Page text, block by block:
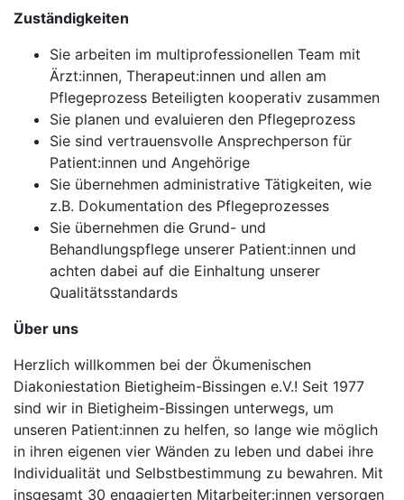
Zuständigkeiten
Sie arbeiten im multiprofessionellen Team mit
Ärzt:innen, Therapeut:innen und allen am
Pflegeprozess Beteiligten kooperativ zusammen
Sie planen und evaluieren den Pflegeprozess
Sie sind vertrauensvolle Ansprechperson für
Patient:innen und Angehörige
Sie übernehmen administrative Tätigkeiten, wie
z.B. Dokumentation des Pflegeprozesses
Sie übernehmen die Grund- und
Behandlungspflege unserer Patient:innen und
achten dabei auf die Einhaltung unserer
Qualitätsstandards
Über uns
Herzlich willkommen bei der Ökumenischen
Diakoniestation Bietigheim-Bissingen e.V.! Seit 1977
sind wir in Bietigheim-Bissingen unterwegs, um
unseren Patient:innen zu helfen, so lange wie möglich
in ihren eigenen vier Wänden zu leben und dabei ihre
Individualität und Selbstbestimmung zu bewahren. Mit
insgesamt 30 engagierten Mitarbeiter:innen versorgen